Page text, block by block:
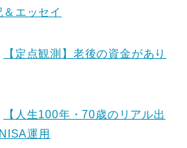
エッセイ
【定点観測】老後の資金があり
【人生100年・70歳のリアル出
運用